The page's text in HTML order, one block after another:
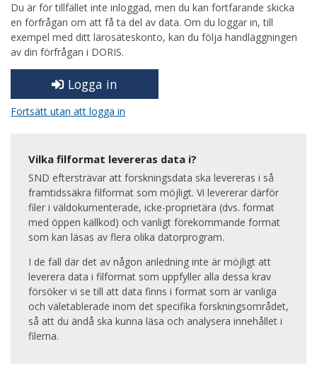
Du är för tillfället inte inloggad, men du kan fortfarande skicka
en förfrågan om att få ta del av data. Om du loggar in, till
exempel med ditt lärosäteskonto, kan du följa handläggningen
av din förfrågan i DORIS.
Logga in
Fortsätt utan att logga in
Vilka filformat levereras data i?
SND eftersträvar att forskningsdata ska levereras i så
framtidssäkra filformat som möjligt. Vi levererar därför
filer i väldokumenterade, icke-proprietära (dvs. format
med öppen källkod) och vanligt förekommande format
som kan läsas av flera olika datorprogram.
I de fall där det av någon anledning inte är möjligt att
leverera data i filformat som uppfyller alla dessa krav
försöker vi se till att data finns i format som är vanliga
och väletablerade inom det specifika forskningsområdet,
så att du ändå ska kunna läsa och analysera innehållet i
filerna.